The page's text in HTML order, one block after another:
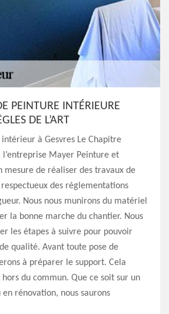
PEINTURE INTÉRIEURE
DE L’ART
à Gesvres Le Chapitre
Mayer Peinture et
mesure de réaliser des travaux de
des réglementations
Nous nous munirons du matériel
la bonne marche du chantier. Nous
les étapes à suivre pour pouvoir
qualité. Avant toute pose de
à préparer le support. Cela
du commun. Que ce soit sur un
rénovation, nous saurons